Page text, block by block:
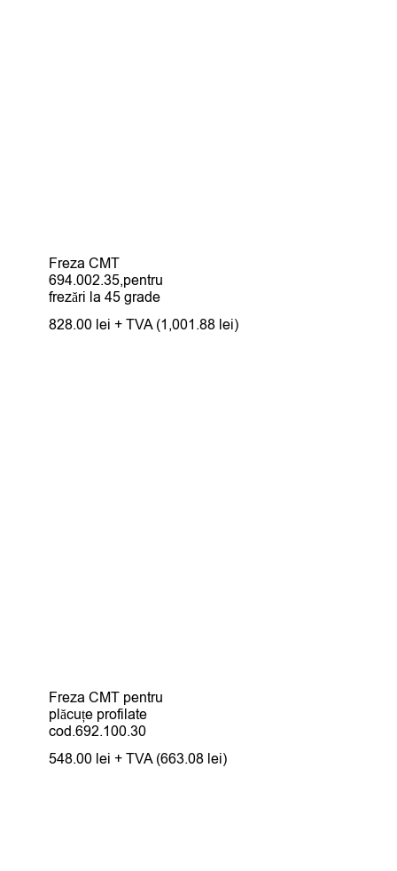
Freza CMT
694.002.35,pentru
frezări la 45 grade
828.00 lei + TVA (1,001.88 lei)
Freza CMT pentru
plăcuțe profilate
cod.692.100.30
548.00 lei + TVA (663.08 lei)